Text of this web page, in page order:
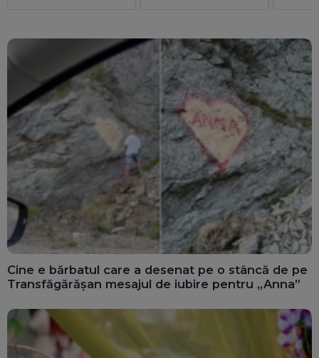
Cine e bărbatul care a desenat pe o stâncă de pe
Transfăgărășan mesajul de iubire pentru „Anna”